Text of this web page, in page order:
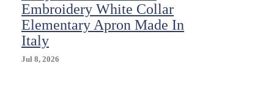
Embroidery White Collar
Elementary Apron Made In
Italy
Jul 8, 2026